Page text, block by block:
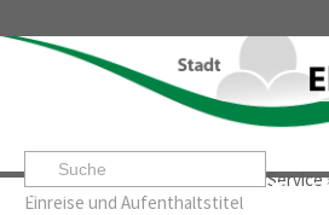
Startseite» »Service
Einreise und Aufenthaltstitel
Leben & Erleben Rathaus &